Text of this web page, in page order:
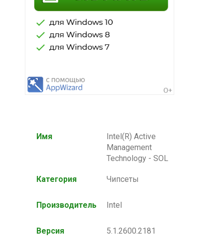
Имя
Intel(R) Active
Management
Technology - SOL
Категория Чипсеты
Производитель Intel
Версия 5.1.2600.2181